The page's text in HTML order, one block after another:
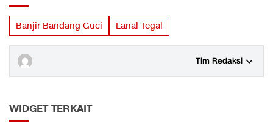
Banjir Bandang Guci Lanal Tegal
Tim Redaksi
WIDGET TERKAIT